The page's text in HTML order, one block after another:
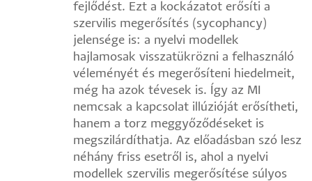
fejlődést. Ezt a kockázatot erősíti a
szervilis megerősítés (sycophancy)
jelensége is: a nyelvi modellek
hajlamosak visszatükrözni a felhasználó
véleményét és megerősíteni hiedelmeit,
még ha azok tévesek is. Így az MI
nemcsak a kapcsolat illúzióját erősítheti,
hanem a torz meggyőződéseket is
megszilárdíthatja. Az előadásban szó lesz
néhány friss esetről is, ahol a nyelvi
modellek szervilis megerősítése súlyos